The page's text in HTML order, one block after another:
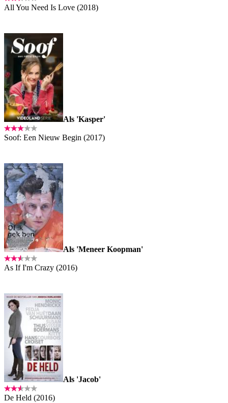
All You Need Is Love (2018)
Als 'Kasper'
Soof: Een Nieuw Begin (2017)
Als 'Meneer Koopman'
As If I'm Crazy (2016)
Als 'Jacob'
De Held (2016)